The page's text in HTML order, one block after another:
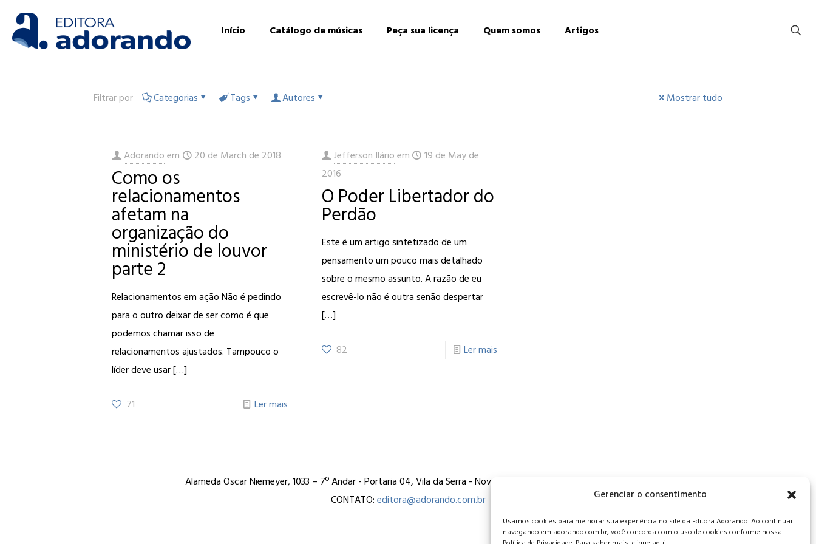
Gerenciar o consentimento
Usamos cookies para melhorar sua experiência no site da Editora Adorando. Ao continuar
navegando em adorando.com.br, você concorda com o uso de cookies conforme nossa
Início Catálogo de músicas Peça sua licença Quem somos Artigos
Filtrar por Categorias Tags Autores Mostrar tudo
Adorando em 20 de March de 2018
Como os
relacionamentos
afetam na
organização do
ministério de louvor
parte 2
Relacionamentos em ação Não é pedindo
para o outro deixar de ser como é que
podemos chamar isso de
relacionamentos ajustados. Tampouco o
líder deve usar[…]
71 Ler mais
Jefferson Ilárioem
19 de May de
2016
O Poder Libertador do
Perdão
Este é um artigo sintetizado de um
pensamento um pouco mais detalhado
sobre o mesmo assunto. A razão de eu
escrevê-lo não é outra senão despertar
[…]
82 Ler mais
Alameda Oscar Niemeyer, 1033 – 7º Andar - Portaria 04, Vila da Serra - Nova Lima/MG, CEP: 34006-065 - MG
CONTATO:editora@adorando.com.br